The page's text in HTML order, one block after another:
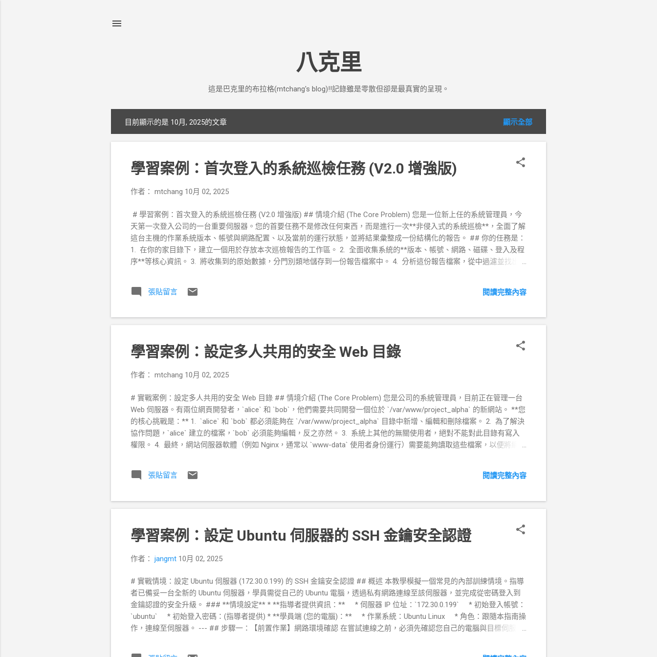
八克里
這是巴克里的布拉格(mtchang's blog)!!記錄雖是零散但卻是最真實的呈現。
表
目前顯示的是 10月, 2025的文章 顯示全部
學習案例：首次登入的系統巡檢任務 (V2.0 增強版)
作者： mtchang 10月 02, 2025
# 學習案例：首次登入的系統巡檢任務 (V2.0 增強版) ## 情境介紹 (The Core Problem) 您是一位新上任的系統管理員，今
天第一次登入公司的一台重要伺服器。您的首要任務不是修改任何東西，而是進行一次**非侵入式的系統巡檢**，全面了解
這台主機的作業系統版本、帳號與網路配置、以及當前的運行狀態，並將結果彙整成一份結構化的報告。 ## 你的任務是：
1. 在你的家目錄下，建立一個用於存放本次巡檢報告的工作區。 2. 全面收集系統的**版本、帳號、網路、磁碟、登入及程
序**等核心資訊。 3. 將收集到的原始數據，分門別類地儲存到一份報告檔案中。 4. 分析這份報告檔案，從中過濾並找出關
system_check 的資料夾 mkdir system_check # 進入該資料夾 cd system_check # 建立一個名為 report.txt 的空
`~/system_check/` 工作區及 `report.txt` 報告檔。 --- ### 階段二：【數據採集】將系統狀態輸出到報告中 * **問題：**
蓋) 來寫入第一筆資料，然後統一使用 `>>` (附加) 來新增後續所有資訊區塊...
張貼留言 閱讀完整內容
學習案例：設定多人共用的安全 Web 目錄
作者： mtchang 10月 02, 2025
# 實戰案例：設定多人共用的安全 Web 目錄 ## 情境介紹 (The Core Problem) 您是公司的系統管理員，目前正在管理一台
Web 伺服器。有兩位網頁開發者，`alice` 和 `bob`，他們需要共同開發一個位於 `/var/www/project_alpha` 的新網站。 **您
的核心挑戰是：** 1. `alice` 和 `bob` 都必須能夠在 `/var/www/project_alpha` 目錄中新增、編輯和刪除檔案。 2. 為了解決
協作問題，`alice` 建立的檔案，`bob` 必須能夠編輯，反之亦然。 3. 系統上其他的無關使用者，絕對不能對此目錄有寫入
權限。 4. 最終，網站伺服器軟體（例如 Nginx，通常以 `www-data` 使用者身份運行）需要能夠讀取這些檔案，以便將網頁
號，並將他們納入一個名為 `webdevs` 的共同開發群組中。」 * **操作與解說 (以 `root` 或具備 `sudo` 權限的使用者執
行)：** 1. **建立 `webdevs` 群組：** ```bash sudo groupadd webdevs ``` * **`groupadd`**: 用於建
m -s /bin/bash -g webdevs alice ``` * **`us...
張貼留言 閱讀完整內容
學習案例：設定 Ubuntu 伺服器的 SSH 金鑰安全認證
作者： jangmt 10月 02, 2025
# 實戰情境：設定 Ubuntu 伺服器 (172.30.0.199) 的 SSH 金鑰安全認證 ## 概述 本教學模擬一個常見的內部訓練情境。指導
者已備妥一台全新的 Ubuntu 伺服器，學員需從自己的 Ubuntu 電腦，透過私有網路連線至該伺服器，並完成從密碼登入到
金鑰認證的安全升級。 ### **情境設定** * **指導者提供資訊：** * 伺服器 IP 位址：`172.30.0.199` * 初始登入帳號：
`ubuntu` * 初始登入密碼：(指導者提供) * **學員端 (您的電腦)：** * 作業系統：Ubuntu Linux * 角色：跟隨本指南操
作，連線至伺服器。 --- ## 步驟一：【前置作業】網路環境確認 在嘗試連線之前，必須先確認您自己的電腦與目標伺服器
位址是什麼，以及我所在的網路環境為何？」 * **操作 (在您的 Ubuntu 電腦上執行)：** ```bash ip a ``` * **解